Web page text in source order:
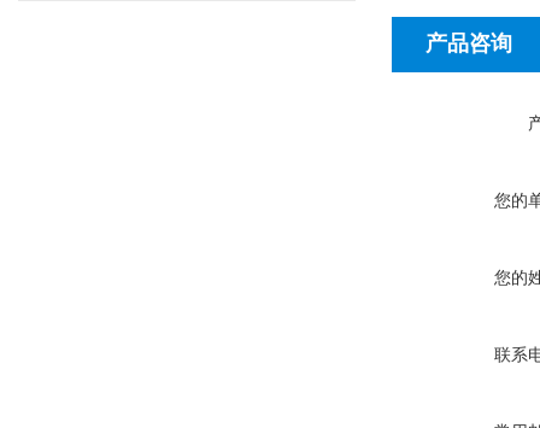
产品咨询
您的
您的
联系